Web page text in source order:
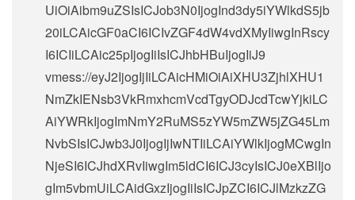
UiOiAibm9uZSIsICJob3N0IjogInd3dy5iYWlkdS5jb
20iLCAicGF0aCI6ICIvZGF4dW4vdXMyIiwgInRscy
I6ICIiLCAic25pIjogIiIsICJhbHBuIjogIiJ9
vmess://eyJ2IjogIjIiLCAicHMiOiAiXHU3ZjhlXHU1
NmZkIENsb3VkRmxhcmVcdTgyODJcdTcwYjkiLC
AiYWRkIjogImNmY2RuMS5zYW5mZW5jZG45Lm
NvbSIsICJwb3J0IjogIjIwNTIiLCAiYWlkIjogMCwgIn
NjeSI6ICJhdXRvIiwgIm5ldCI6ICJ3cyIsICJ0eXBlIjo
gIm5vbmUiLCAidGxzIjogIiIsICJpZCI6ICJlMzkzZG